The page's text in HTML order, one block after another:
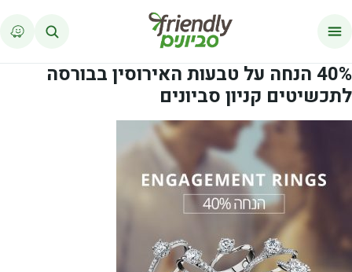
40% הנחה על טבעות האירוסין בבורסה
לתכשיטים קניון סביונים